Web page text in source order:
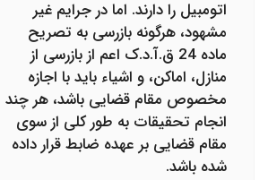
اتومبیل را دارند. اما در جرایم غیر
مشهود، هرگونه بازرسی به تصریح
ماده 24 ق.آ.د.ک اعم از بازرسی از
منازل، اماکن، و اشیاء باید با اجازه
مخصوص مقام قضایی باشد، هر چند
انجام تحقیقات به طور کلی از سوی
مقام قضایی بر عهده ضابط قرار داده
شده باشد.